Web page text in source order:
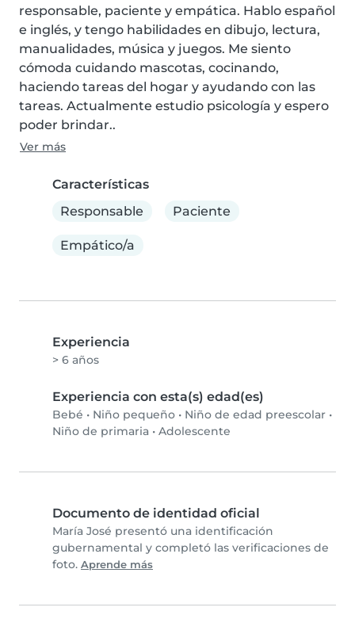
responsable, paciente y empática. Hablo español
e inglés, y tengo habilidades en dibujo, lectura,
manualidades, música y juegos. Me siento
cómoda cuidando mascotas, cocinando,
haciendo tareas del hogar y ayudando con las
tareas. Actualmente estudio psicología y espero
poder brindar..
Ver más
Características
Responsable
Paciente
Empático/a
Experiencia
> 6 años
Experiencia con esta(s) edad(es)
Bebé • Niño pequeño • Niño de edad preescolar •
Niño de primaria • Adolescente
Documento de identidad oficial
María José presentó una identificación
gubernamental y completó las verificaciones de
foto. Aprende más